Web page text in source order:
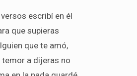
escribí en él
que supieras
que te amó,
temor a dijeras no